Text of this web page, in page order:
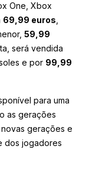
One, Xbox
69,99 euros
59,99
será vendida
e por 99,99
para uma
as gerações
gerações e
dos jogadores